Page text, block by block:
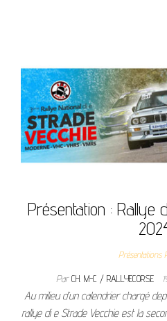
Présentation : Rallye
Présentations
ParCH. M-C / RALLYECORSE
Au milieu d’un calendrier chargé
rallye di e Strade Vecchie est la